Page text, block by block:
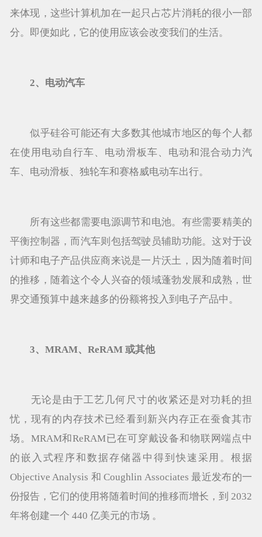
来体现，这些计算机加在一起只占芯片消耗的很小一部
分。即便如此，它的使用应该会改变我们的生活。
2、电动汽车
似乎硅谷可能还有大多数其他城市地区的每个人都
在使用电动自行车、电动滑板车、电动和混合动力汽
车、电动滑板、独轮车和赛格威电动车出行。
所有这些都需要电源调节和电池。有些需要精美的
平衡控制器，而汽车则包括驾驶员辅助功能。这对于设
计师和电子产品供应商来说是一片沃土，因为随着时间
的推移，随着这个令人兴奋的领域蓬勃发展和成熟，世
界交通预算中越来越多的份额将投入到电子产品中。
3、MRAM、ReRAM 或其他
无论是由于工艺几何尺寸的收紧还是对功耗的担
忧，现有的内存技术已经看到新兴内存正在蚕食其市
场。MRAM和ReRAM已在可穿戴设备和物联网端点中
的嵌入式程序和数据存储器中得到快速采用。根据
Objective Analysis 和 Coughlin Associates 最近发布的一
份报告，它们的使用将随着时间的推移而增长，到 2032
年将创建一个 440 亿美元的市场 。